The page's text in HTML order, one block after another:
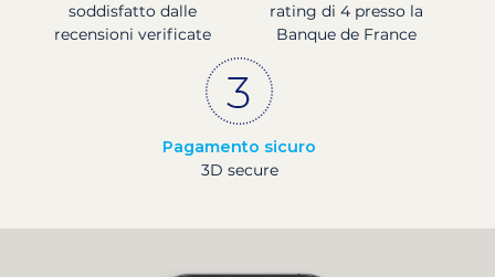
soddisfatto dalle
recensioni verificate
rating di 4 presso la
Banque de France
Pagamento sicuro
3D secure